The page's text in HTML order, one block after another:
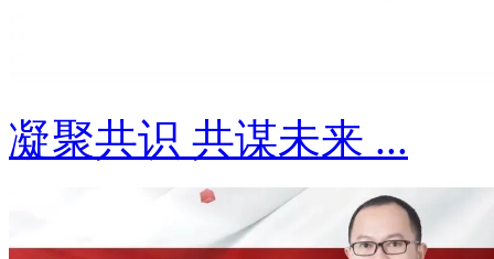
凝聚共识 共谋未来 ...